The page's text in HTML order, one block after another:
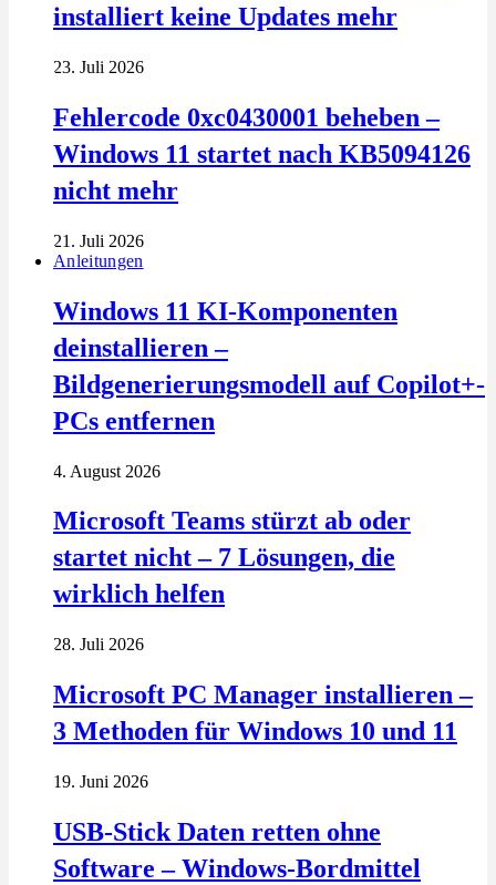
installiert keine Updates mehr
23. Juli 2026
Fehlercode 0xc0430001 beheben –
Windows 11 startet nach KB5094126
nicht mehr
21. Juli 2026
Anleitungen
Windows 11 KI-Komponenten
deinstallieren –
Bildgenerierungsmodell auf Copilot+-
PCs entfernen
4. August 2026
Microsoft Teams stürzt ab oder
startet nicht – 7 Lösungen, die
wirklich helfen
28. Juli 2026
Microsoft PC Manager installieren –
3 Methoden für Windows 10 und 11
19. Juni 2026
USB-Stick Daten retten ohne
Software – Windows-Bordmittel